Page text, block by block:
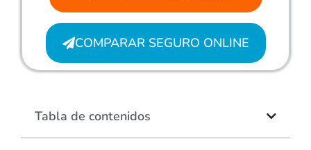
COMPARAR SEGURO ONLINE
Tabla de contenidos